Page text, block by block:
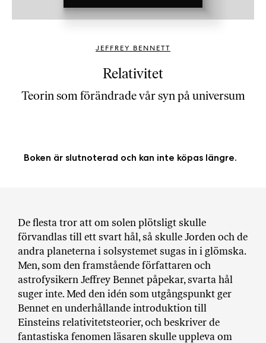
b
k
e
r
o
e
F
r
i
T
a
n
k
e
Relativitet
Teorin som förändrade vår syn på universum
JEFFREY BENNETT
Boken är slutnoterad och kan inte köpas längre.
De flesta tror att om solen plötsligt skulle
förvandlas till ett svart hål, så skulle Jorden och de
andra planeterna i solsystemet sugas in i glömska.
Men, som den framstående författaren och
astrofysikern Jeffrey Bennet påpekar, svarta hål
suger inte. Med den idén som utgångspunkt ger
Bennet en underhållande introduktion till
Einsteins relativitetsteorier, och beskriver de
fantastiska fenomen läsaren skulle uppleva om